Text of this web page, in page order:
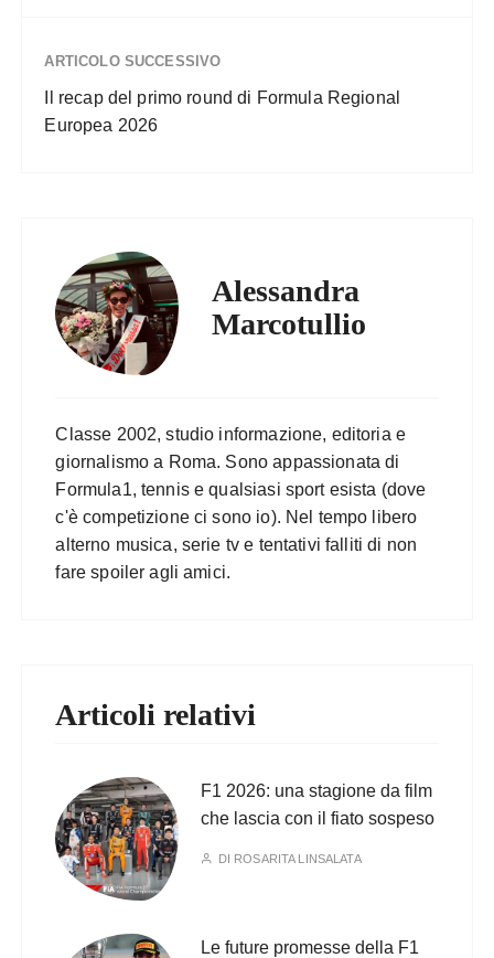
ARTICOLO SUCCESSIVO
Il recap del primo round di Formula Regional
Europea 2026
Alessandra
Marcotullio
Classe 2002, studio informazione, editoria e
giornalismo a Roma. Sono appassionata di
Formula1, tennis e qualsiasi sport esista (dove
c'è competizione ci sono io). Nel tempo libero
alterno musica, serie tv e tentativi falliti di non
fare spoiler agli amici.
Articoli relativi
F1 2026: una stagione da film
che lascia con il fiato sospeso
DI ROSARITA LINSALATA
Le future promesse della F1